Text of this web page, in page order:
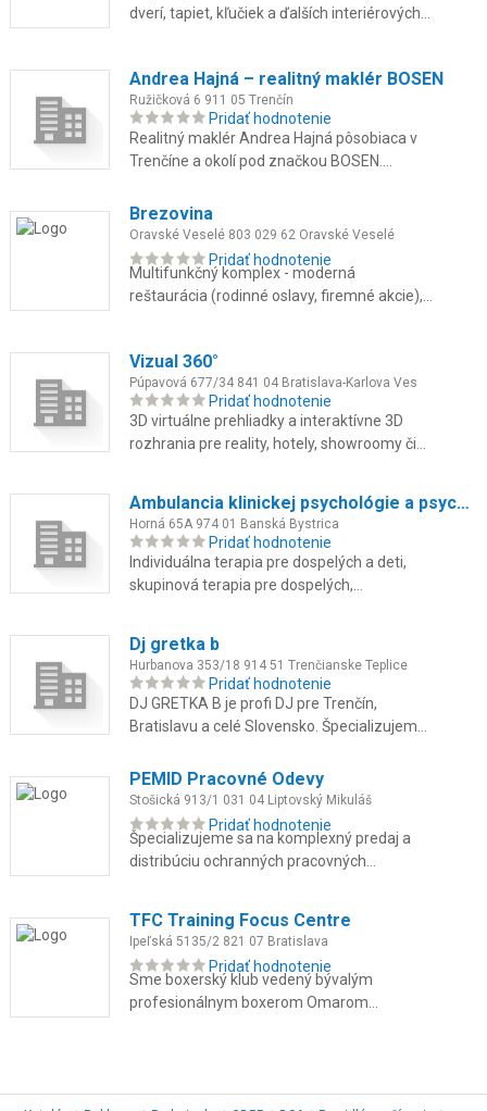
dverí, tapiet, kľučiek a ďalších interiérových
Pridať hodnotenie
Andrea Hajná – realitný maklér BOSEN
Ružičková 6 911 05 Trenčín
Realitný maklér Andrea Hajná pôsobiaca v
Trenčíne a okolí pod značkou BOSEN.
nehnuteľností, poradenstvo a oceňov...
Pridať hodnotenie
Brezovina
Oravské Veselé 803 029 62 Oravské Veselé
Multifunkčný komplex - moderná
reštaurácia (rodinné oslavy, firemné akcie),
Pridať hodnotenie
Vizual 360°
Púpavová 677/34 841 04 Bratislava-Karlova Ves
3D virtuálne prehliadky a interaktívne 3D
rozhrania pre reality, hotely, showroomy či
Pridať hodnotenie
Ambulancia klinickej psychológie a psychoterapie
Horná 65A 974 01 Banská Bystrica
Individuálna terapia pre dospelých a deti,
skupinová terapia pre dospelých,
Pridať hodnotenie
Dj gretka b
Hurbanova 353/18 914 51 Trenčianske Teplice
DJ GRETKA B je profi DJ pre Trenčín,
Bratislavu a celé Slovensko. Špecializujem
večierky. Som multižánrová DJ...
Pridať hodnotenie
PEMID Pracovné Odevy
Stošická 913/1 031 04 Liptovský Mikuláš
Špecializujeme sa na komplexný predaj a
distribúciu ochranných pracovných
Pridať hodnotenie
TFC Training Focus Centre
Ipeľská 5135/2 821 07 Bratislava
Sme boxerský klub vedený bývalým
profesionálnym boxerom Omarom